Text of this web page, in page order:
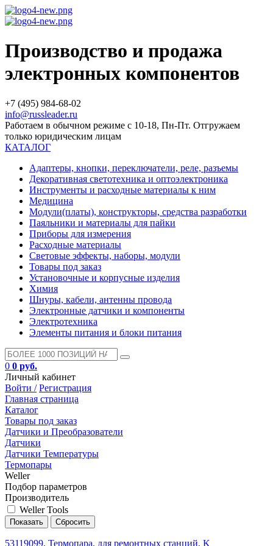
Производство и продажа
электронных компонентов
+7 (495) 984-68-02
info@russleader.ru
Работаем в обычном режиме с 10-18, Пн-Пт. Отгружаем
только юридическим лицам
КАТАЛОГ
Адаптеры, кнопки, переключатели, реле, разъемы
Декоративная светотехника и оптоэлектроника
Инструменты и расходные материалы к ним
Медицина
Модули(платы), конструкторы, средства разработки
Паяльники и материалы для пайки
Приборы для измерения
Расходные материалы
Световые эффекты, наборы, модули
Товары под заказ
Установочные и корпусные изделия
Химия
Шнуры, кабели, антенны провода
Электронные датчики и компоненты
Электротехника
Элементы питания и блоки питания
0 0 руб.
Личный кабинет
Войти / Регистрация
Главная страница
Каталог
Товары под заказ
Датчики и Преобразователи
Датчики
Датчики Температуры
Термопары
Weller
Подбор параметров
Производитель
Weller Tools
53119099, Термопара, для ремонтных станций, K